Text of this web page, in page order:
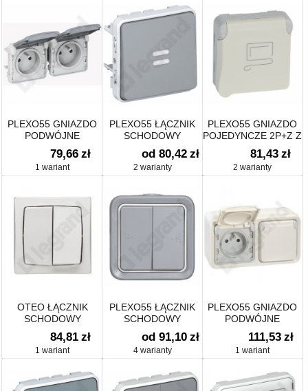
PLEXO55 GNIAZDO
PODWÓJNE
POZIOME 2X2P+Z
SZARE 16A-250V~
79,66 zł
1 wariant
PLEXO55 ŁĄCZNIK
SCHODOWY
PODŚWIETLANY
od 80,42 zł
2 warianty
PLEXO55 GNIAZDO
POJEDYNCZE 2P+Z Z
BLOKADĄ
81,43 zł
2 warianty
OTEO ŁĄCZNIK
SCHODOWY
PODWÓJNY
84,81 zł
1 wariant
PLEXO55 ŁĄCZNIK
SCHODOWY
PODWÓJNY
od 91,10 zł
4 warianty
PLEXO55 GNIAZDO
PODWÓJNE
POZIOME 2X2P+Z
BIAŁY/ ECRU 16A-
250V~
111,53 zł
1 wariant